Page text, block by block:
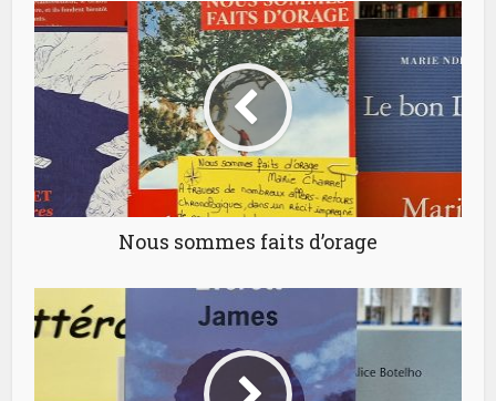
Nous sommes faits d’orage